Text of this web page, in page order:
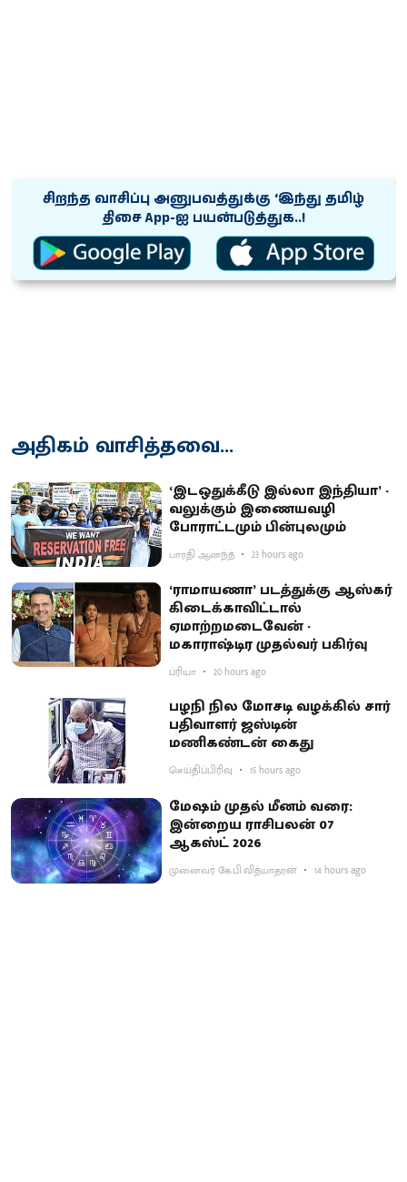
சிறந்த வாசிப்பு அனுபவத்துக்கு ‘இந்து தமிழ்
திசை App-ஐ பயன்படுத்துக..!
அதிகம் வாசித்தவை...
‘இடஒதுக்கீடு இல்லா இந்தியா’ -
வலுக்கும் இணையவழி
போராட்டமும் பின்புலமும்
பாரதி ஆனந்த் 23 hours ago
‘ராமாயணா’ படத்துக்கு ஆஸ்கர்
கிடைக்காவிட்டால்
ஏமாற்றமடைவேன் -
மகாராஷ்டிர முதல்வர் பகிர்வு
ப்ரியா 20 hours ago
பழநி நில மோசடி வழக்கில் சார்
பதிவாளர் ஜஸ்டின்
மணிகண்டன் கைது
செய்திப்பிரிவு 15 hours ago
மேஷம் முதல் மீனம் வரை:
இன்றைய ராசிபலன் 07
ஆகஸ்ட் 2026
முனைவர் கே.பி.வித்யாதரன் 14 hours ago